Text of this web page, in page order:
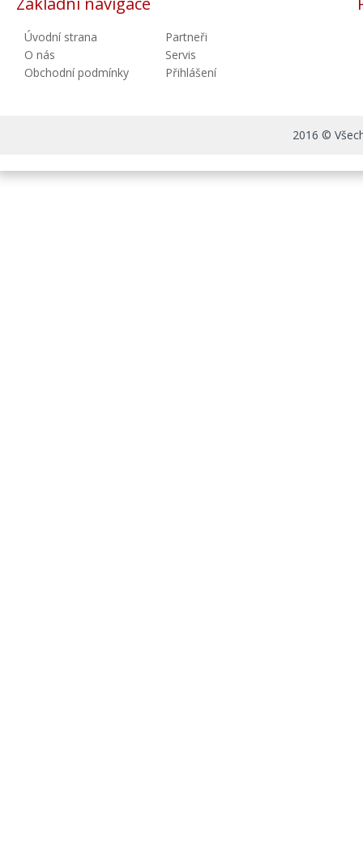
Úvodní strana
O nás
Obchodní podmínky
Partneři
Servis
Přihlášení
2016 ©